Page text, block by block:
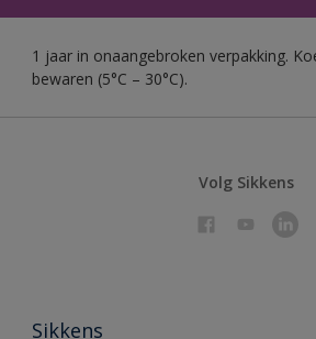
1 jaar in onaangebroken verpakking.
bewaren (5°C – 30°C).
Volg Sikkens
Sikkens